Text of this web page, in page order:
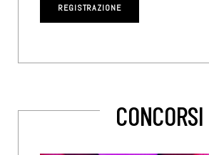
CONCORSI